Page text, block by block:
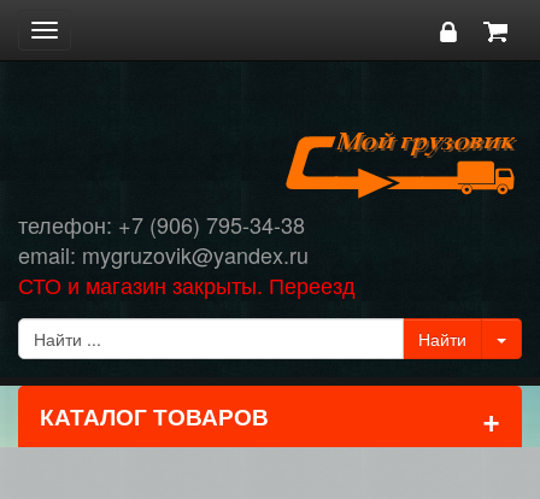
Toggle
navigation
телефон: +7 (906) 795-34-38
email: mygruzovik@yandex.ru
СТО и магазин закрыты. Переезд
КАТАЛОГ ТОВАРОВ +